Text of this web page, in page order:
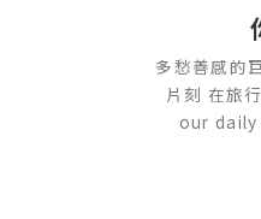
多愁善感的
片刻 在旅
our